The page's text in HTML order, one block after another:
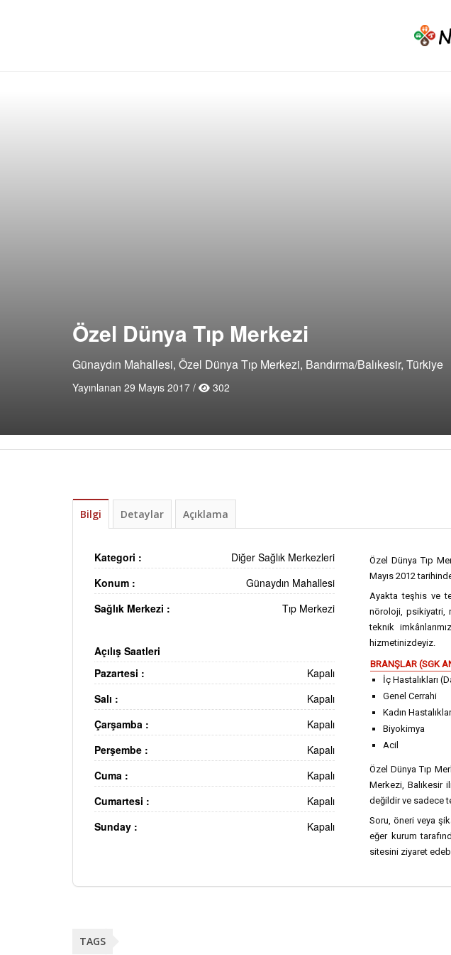
Özel Dünya Tıp Merkezi
Günaydın Mahallesi, Özel Dünya Tıp Merkezi, Bandırma/Balıkesir, Türkiye
Yayınlanan 29 Mayıs 2017 / 302
Bilgi Detaylar Açıklama
Kategori :
Diğer Sağlık Merkezleri
Konum :
Günaydın Mahallesi
Sağlık Merkezi :
Tıp Merkezi
Açılış Saatleri
Pazartesi :
Kapalı
Salı :
Kapalı
Çarşamba :
Kapalı
Perşembe :
Kapalı
Cuma :
Kapalı
Cumartesi :
Kapalı
Sunday :
Kapalı
Özel Dünya Tıp
Mayıs 2012
Ayakta teşhis ve
nöroloji, psikiyatri,
teknik
hizmetinizdeyiz.
BRANŞLAR (SGK
İç Hastalıkları
Genel Cerrahi
Kadın
Biyokimya
Acil
Özel Dünya Tıp
Merkezi, Balıkesir
değildir ve sadece
Soru, öneri veya
eğer kurum
sitesini ziyaret
TAGS